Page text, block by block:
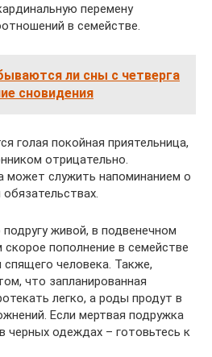
перемену
в семействе.
ли сны с четверга
сновидения
голая покойная приятельница,
отрицательно.
может служить напоминанием о
живой, в подвенечном
скорое пополнение в семействе
человека. Также,
что запланированная
легко, а роды продут в
Если мертвая подружка
черных одеждах – готовьтесь к